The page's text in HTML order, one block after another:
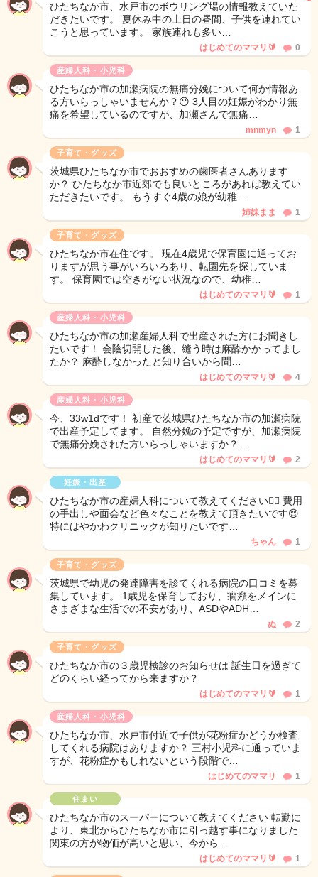
ひたちなか市、水戸市のボウリング場の情報教えていた
だきたいです。 夏休み中の土日の昼間、子供を連れてい
こうと思っています。 家族連れも多い…
はじめてのママリ🔰 0
産婦人科・小児科
ひたちなか市の加瀬病院の無痛分娩について何か情報あ
る方いらっしゃいませんか？😶 3人目の妊娠がわかり無
痛を希望しているのですが、加瀬さんで無痛…
mnmyn 1
子育て・グッズ
茨城県ひたちなか市でおおすめの歯医者さんあります
か？ ひたちなか市近郊でも良いところがあれば教えてい
ただきたいです。 もうすぐ4歳の娘が幼稚…
姉妹まま 1
子育て・グッズ
ひたちなか市在住です。 現在4歳児で保育園に通ってお
りますが思う事がいろいろあり、転園先を探していま
す。 保育園では空きがない状況なので、幼稚…
はじめてのママリ🔰 1
産婦人科・小児科
ひたちなか市の加瀬産婦人科で出産された方にお聞きし
たいです！ 会陰切開した後、縫う時は麻酔かかってまし
たか？ 麻酔しなかったと知り合いから聞…
はじめてのママリ🔰 4
産婦人科・小児科
今、33w1dです！ 初産で茨城県ひたちなか市の加瀬病院
で出産予定してます。 自然分娩の予定ですが、加瀬病院
で無痛分娩された方いらっしゃいますか？…
はじめてのママリ🔰 2
妊娠・出産
ひたちなか市の産婦人科について教えてください🙇‍♀️ 費用
の手出しや面会など色々なことを教えて頂きたいです😌
特にはやかわクリニックが知りたいです…
ちゃん 1
子育て・グッズ
茨城県で幼児の発達障害を診てくれる病院の口コミを募
集しています。 1歳児を保育しており、癇癪をメインに
さまざまな生活での不安があり、ASDやADH…
ぬ 2
子育て・グッズ
ひたちなか市の３歳児検診のお知らせは 誕生日を過ぎて
どのくらい経ってから来ますか？
はじめてのママリ🔰 1
産婦人科・小児科
ひたちなか市、水戸市付近で子供が花粉症かどうか検査
してくれる病院はありますか？ 三村小児科に通っていま
すが、花粉症かもしれないという段階で…
はじめてのママリ 1
住まい
ひたちなか市のスーパーについて教えてください 転勤に
より、東北からひたちなか市に引っ越す事になりました
関東の方が物価が高いと思い、今から…
はじめてのママリ🔰 1